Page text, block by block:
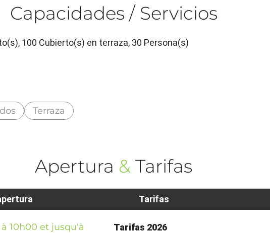
Capacidades / Servicios
100 Cubierto(s) en terraza, 30 Persona(s)
Terraza
Apertura & Tarifas
10h00 et jusqu'à
Tarifas
Tarifas 2026